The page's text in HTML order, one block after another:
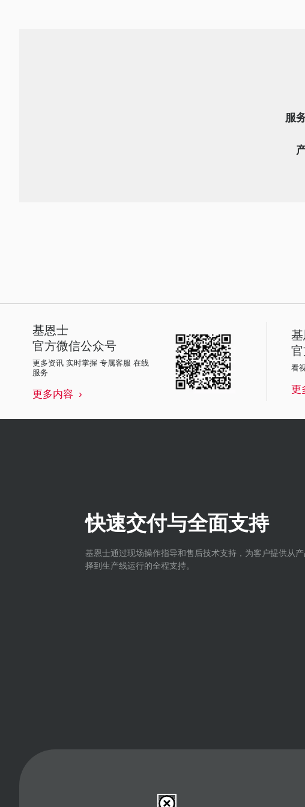
服
基恩士
官方微信公众号
更多资讯 实时掌握 专属客服 在线
服务
更多内容
看
更
快速交付与全面支持
基恩士通过现场操作指导和售后技术支持，为客户提供从
择到生产线运行的全程支持。